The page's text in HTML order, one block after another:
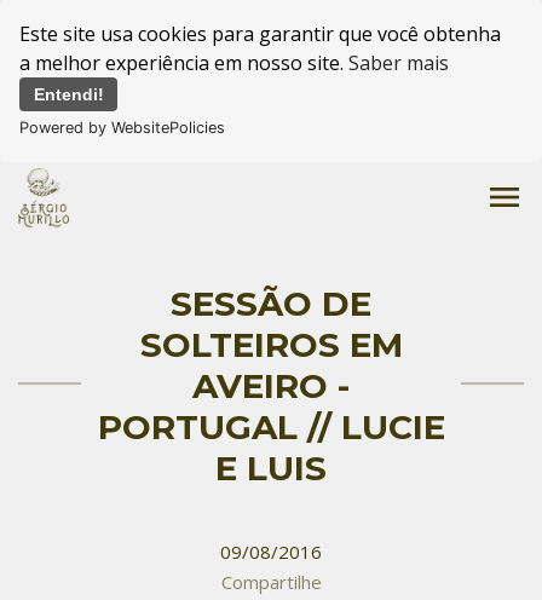
Este site usa cookies para garantir que você obtenha
a melhor experiência em nosso site. Saber mais
Entendi!
Powered by WebsitePolicies
menu
SESSÃO DE
SOLTEIROS EM
AVEIRO -
PORTUGAL // LUCIE
E LUIS
09/08/2016
Compartilhe